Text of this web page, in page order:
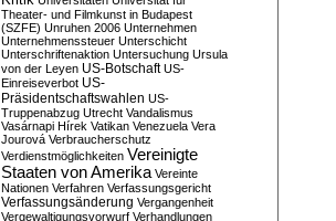
Theater- und Filmkunst in Budapest
(SZFE) Unruhen 2006 Unternehmen
Unternehmenssteuer Unterschicht
Unterschriftenaktion Untersuchung Ursula
von der Leyen US-Botschaft US-
Einreiseverbot US-
Präsidentschaftswahlen US-
Truppenabzug Utrecht Vandalismus
Vasárnapi Hírek Vatikan Venezuela Vera
Jourová Verbraucherschutz
Verdienstmöglichkeiten Vereinigte
Staaten von Amerika Vereinte
Nationen Verfahren Verfassungsgericht
Verfassungsänderung Vergangenheit
Vergewaltigungsvorwurf Verhandlungen